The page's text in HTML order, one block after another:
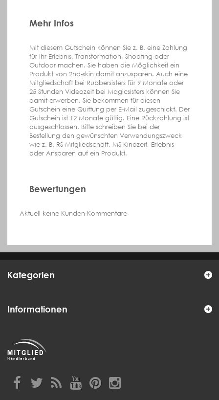
Mehr Infos
Mit diesem Gutschein können Sie z. B. eine Zahlung
für Ihr Erlebnis, Transformation, Shooting oder
Outdoor machen. Sie haben die Möglichkeit ein
Produkt von 2nd-skin damit anzusparen. Auch eine
Mitgliedschaft bei Rubbersisters für 9 Monate oder
25 Stunden Videozeit bei Magicsisters können Sie
damit erwerben. Sie bekommen für diesen
Gutschein eine Quittung per E-Mail zugeschickt. Der
Gutschein ist 12 Monate gültig. Eine Rückzahlung ist
ausgeschlossen. Bitte schreiben Sie bei der
Bestellung den gewünschten Verwendungszweck
wie z. B. RS-Mitgliedschaft, MS-Kinozeit, Erlebnis
oder Ansparen auf ein Produkt.
Bewertungen
Aktuell keine Kunden-Kommentare
Kategorien
Informationen